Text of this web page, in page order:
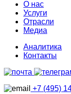
О нас
Услуги
Отрасли
Медиа
Аналитика
Контакты
+7 (495)